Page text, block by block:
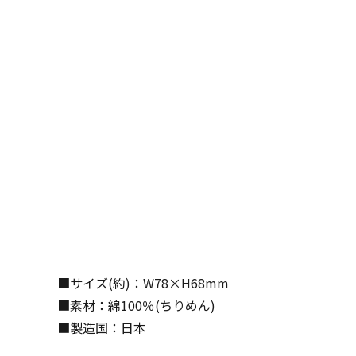
■サイズ(約)：W78×H68mm
■素材：綿100％(ちりめん)
■製造国：日本